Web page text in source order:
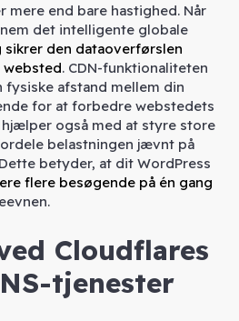
mere end bare hastighed. Når
det intelligente globale
den dataoverførslen
. CDN-funktionaliteten
fysiske afstand mellem din
for at forbedre webstedets
også med at styre store
belastningen jævnt på
betyder, at dit WordPress
flere besøgende på én gang
Cloudflares
tjenester